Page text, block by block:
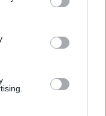
third-party tags to
in below Google
(Steven Universe),
és Adam Muto
össze. Mind
a Kalandra fel!-en.